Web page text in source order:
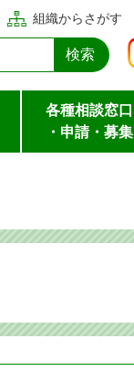
組織からさがす
各種相談窓口
・申請・募集